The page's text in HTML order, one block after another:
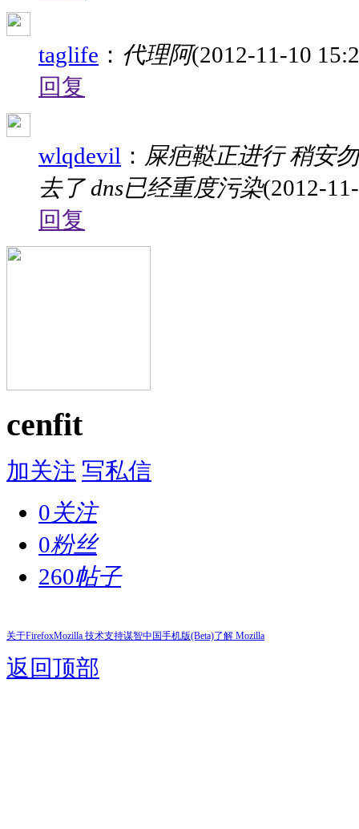
taglife ： 代理阿(2012-11-10
回复
wlqdevil ： 屎疤鞑正进行 稍安
去了 dns已经重度污染(2012-
回复
cenfit
加关注 写私信
0关注
0粉丝
260帖子
关于FirefoxMozilla 技术支持谋智中国手机版(Beta)了解 Mozilla
返回顶部